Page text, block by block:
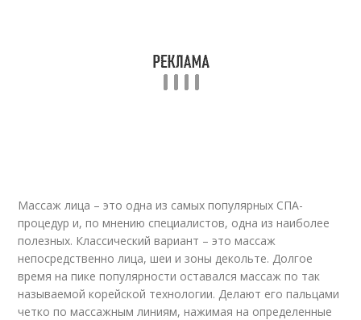
Массаж лица – это одна из самых популярных СПА-
процедур и, по мнению специалистов, одна из наиболее
полезных. Классический вариант – это массаж
непосредственно лица, шеи и зоны декольте. Долгое
время на пике популярности оставался массаж по так
называемой корейской технологии. Делают его пальцами
четко по массажным линиям, нажимая на определенные